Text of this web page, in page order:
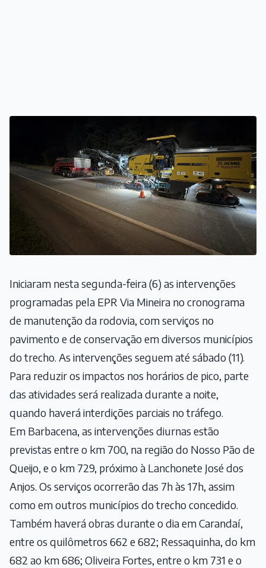
Iniciaram nesta segunda-feira (6) as intervenções
programadas pela EPR Via Mineira no cronograma
de manutenção da rodovia, com serviços no
pavimento e de conservação em diversos municípios
do trecho. As intervenções seguem até sábado (11).
Para reduzir os impactos nos horários de pico, parte
das atividades será realizada durante a noite,
quando haverá interdições parciais no tráfego.
Em Barbacena, as intervenções diurnas estão
previstas entre o km 700, na região do Nosso Pão de
Queijo, e o km 729, próximo à Lanchonete José dos
Anjos. Os serviços ocorrerão das 7h às 17h, assim
como em outros municípios do trecho concedido.
Também haverá obras durante o dia em Carandaí,
entre os quilômetros 662 e 682; Ressaquinha, do km
682 ao km 686; Oliveira Fortes, entre o km 731 e o